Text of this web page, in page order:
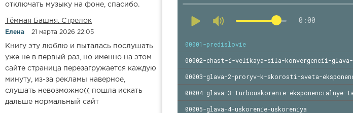
отключать музыку на фоне, спасибо.
​​Тёмная Башня. Стрелок
Елена 21 марта 2026 22:05
Книгу эту люблю и пыталась послушать
уже не в первый раз, но именно на этом
сайте страница перезагружается каждую
минуту, из-за рекламы наверное,
слушать невозможно(( пошла искать
дальше нормальный сайт
0:00
00001-predislovie
00002-chast-i-velikaya-sila-konvergencii-glava-
00003-glava-2-proryv-k-skorosti-sveta-
00004-glava-3-turbouskorenie-eksponencialnye-
00005-glava-4-uskorenie-uskoreniya